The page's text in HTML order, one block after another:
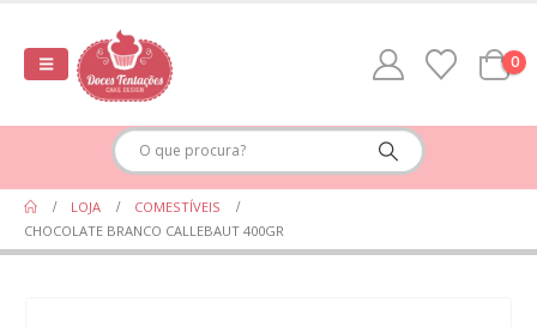
0
LOJA
COMESTÍVEIS
CHOCOLATE BRANCO CALLEBAUT 400GR